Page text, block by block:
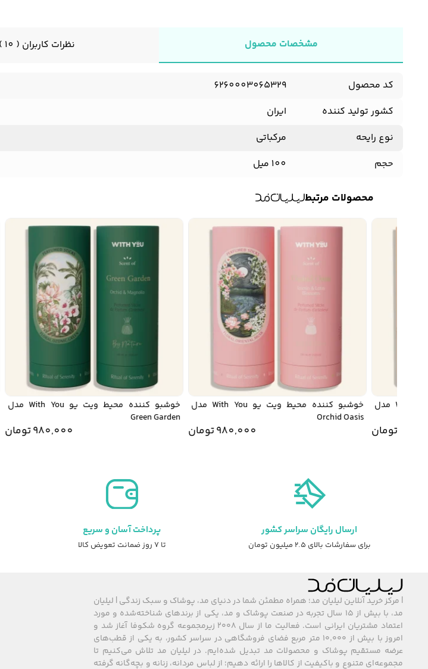
مشخصات محصول نظرات کاربران ( 10 )
کد محصول
6260003065329
کشور تولید کننده
ایران
نوع رایحه
مرکباتی
حجم
100 میل
محصولات مرتبط
خوشبو کننده محیط ویت یو With You مدل
تومان
خوشبو کننده محیط ویت یو With You مدل
Orchid Oasis
980,000تومان
خوشبو کننده محیط ویت یو With You مدل
Green Garden
980,000تومان
ارسال رایگان سراسر کشور
برای سفارشات بالای ۲.۵ میلیون تومان
پرداخت آسان و سریع
تا ۷ روز ضمانت تعویض کالا
| مرکز خرید آنلاین لیلیان مد؛ همراه مطمئن شما در دنیای مد، پوشاک و سبک زندگی | لیلیان
مد، با بیش از ۱۵ سال تجربه در صنعت پوشاک و مد، یکی از برندهای شناخته‌شده و مورد
اعتماد مشتریان ایرانی است. فعالیت ما از سال ۲۰۰۸ زیرمجموعه گروه شکوفا آغاز شد و
امروز با بیش از ۱۰٬۰۰۰ متر مربع فضای فروشگاهی در سراسر کشور، به یکی از قطب‌های
عرضه مستقیم پوشاک و محصولات مد تبدیل شده‌ایم. در لیلیان مد تلاش می‌کنیم تا
مجموعه‌ای متنوع و باکیفیت از کالاها را ارائه دهیم؛ از لباس مردانه، زنانه و بچه‌گانه گرفته